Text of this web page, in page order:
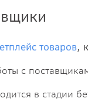
товаров,
с
в стадии